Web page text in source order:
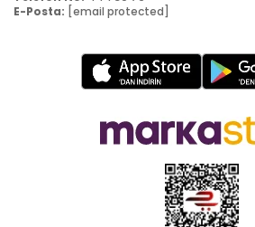
E-Posta: [email protected]